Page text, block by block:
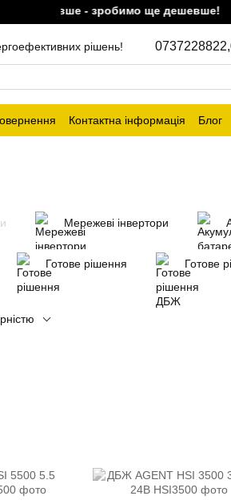
- зробимо ще дешевше!
рішень! 0737228822,
Контактна інформація Блог
Мережеві інвертори
Готове рішення Готове